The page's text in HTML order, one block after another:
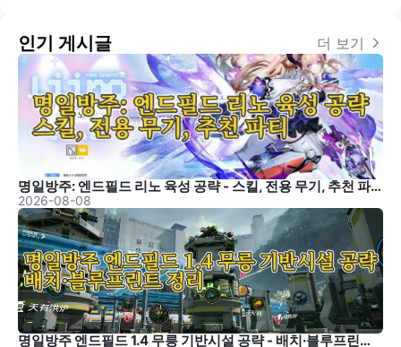
인기 게시글 더 보기
명일방주: 엔드필드 리노 육성 공략 - 스킬, 전용 무기, 추천 파티
2026-08-08
명일방주 엔드필드 1.4 무릉 기반시설 공략 - 배치·블루프린트 정리